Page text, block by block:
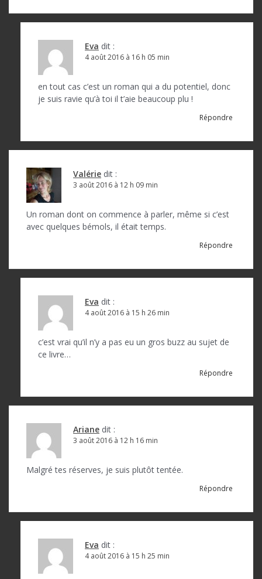
Eva dit :
4 août 2016 à 16 h 05 min
en tout cas c’est un roman qui a du potentiel, donc
je suis ravie qu’à toi il t’aie beaucoup plu !
Répondre
Valérie dit :
3 août 2016 à 12 h 09 min
Un roman dont on commence à parler, même si c’est
avec quelques bémols, il était temps.
Répondre
Eva dit :
4 août 2016 à 15 h 26 min
c’est vrai qu’il n’y a pas eu un gros buzz au sujet de
ce livre…
Répondre
Ariane dit :
3 août 2016 à 12 h 16 min
Malgré tes réserves, je suis plutôt tentée.
Répondre
Eva dit :
4 août 2016 à 15 h 25 min